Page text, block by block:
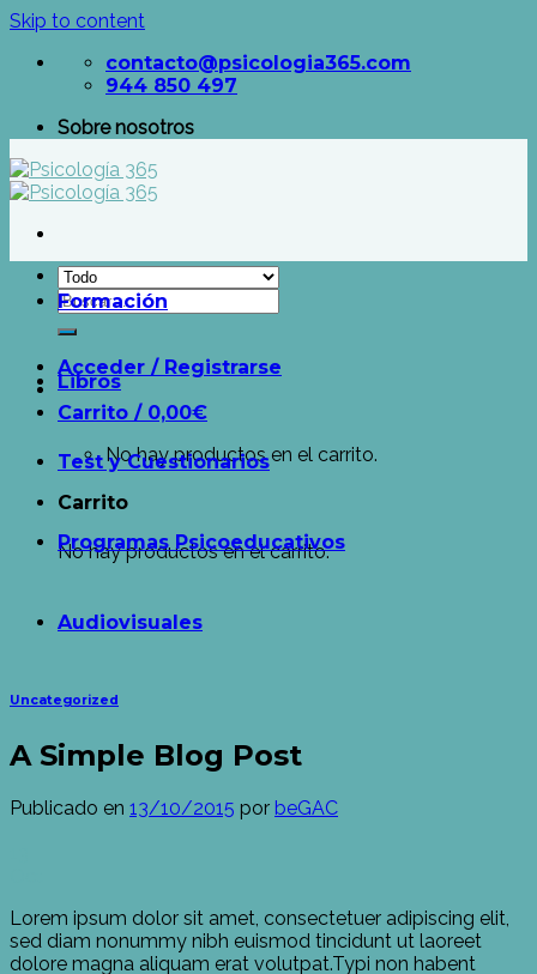
Skip to content
contacto@psicologia365.com
944 850 497
Sobre nosotros
Acceder / Registrarse
Carrito / 0,00€
No hay productos en el carrito.
Carrito
No hay productos en el carrito.
Formación
Libros
Test y Cuestionarios
Programas Psicoeducativos
Audiovisuales
Uncategorized
A Simple Blog Post
Publicado en 13/10/2015 por beGAC
Lorem ipsum dolor sit amet, consectetuer adipiscing elit,
sed diam nonummy nibh euismod tincidunt ut laoreet
dolore magna aliquam erat volutpat.Typi non habent